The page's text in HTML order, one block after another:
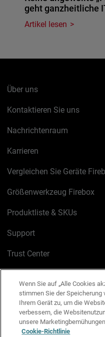
geht ganzheitliche
Artikel lesen
Über uns
Kontaktieren Sie uns
Nachrichtenraum
Karrieren
Vergleichen Sie Geräte
Größenwerkzeug Firebox
Produktliste & SKUs
Support
Trust Center
Cookie-Richtlinie
Datenschutzrichtlinie
Wenn Sie auf „Alle Cookies
stimmen Sie der Speicherung
Ihrem Gerät zu, um die
verbessern, die
unsere
Cookie-Richtlinie